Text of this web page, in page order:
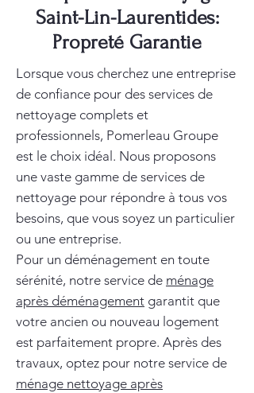
Saint-Lin-Laurentides:
Propreté Garantie
Lorsque vous cherchez une entreprise
de confiance pour des services de
nettoyage complets et
professionnels, Pomerleau Groupe
est le choix idéal. Nous proposons
une vaste gamme de services de
nettoyage pour répondre à tous vos
besoins, que vous soyez un particulier
ou une entreprise.
Pour un déménagement en toute
sérénité, notre service de ménage
après déménagement garantit que
votre ancien ou nouveau logement
est parfaitement propre. Après des
travaux, optez pour notre service de
ménage nettoyage après